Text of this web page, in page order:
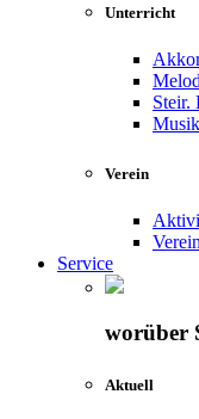
Unterricht
Steir.
Verein
Service
worüber
Aktuell